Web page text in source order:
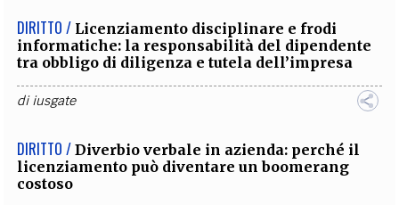
DIRITTO / Licenziamento disciplinare e frodi
informatiche: la responsabilità del dipendente
tra obbligo di diligenza e tutela dell’impresa
diiusgate
DIRITTO / Diverbio verbale in azienda: perché il
licenziamento può diventare un boomerang
costoso